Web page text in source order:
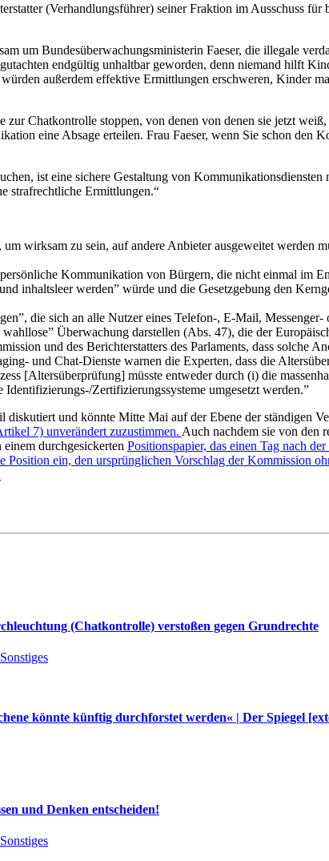
(Verhandlungsführer) seiner Fraktion im Ausschuss
um Bundesüberwachungsministerin Faeser, die illegale
endgültig unhaltbar geworden, denn niemand hilft
außerdem effektive Ermittlungen erschweren, Kinder
zur Chatkontrolle stoppen, von denen von denen sie jetzt
eine Absage erteilen. Frau Faeser, wenn Sie schon den
ist eine sichere Gestaltung von Kommunikationsdiensten
strafrechtliche Ermittlungen.“
wirksam zu sein, auf andere Anbieter ausgeweitet werden
Kommunikation von Bürgern, die nicht einmal im
inhaltsleer werden” würde und die Gesetzgebung den
die sich an alle Nutzer eines Telefon-, E-Mail,
Überwachung darstellen (Abs. 47), die der
und des Berichterstatters des Parlaments, dass solche
und Chat-Dienste warnen die Experten, dass die
[Altersüberprüfung] müsste entweder durch (i) die
Zertifizierungssysteme umgesetzt werden.”
und könnte Mitte Mai auf der Ebene der ständigen
7) unverändert zuzustimmen. Auch nachdem sie von den
durchgesickerten Positionspapier, das einen Tag nach
Position ein, den ursprünglichen Vorschlag der Kommission
(Chatkontrolle) verstoßen gegen Grundrechte
Sonstiges
könnte künftig durchforstet werden« | Der Spiegel
und Denken entscheiden!
Sonstiges